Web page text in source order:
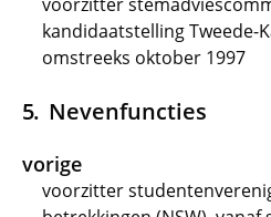
kandidaatstelling Tweede-
omstreeks oktober 1997
Nevenfuncties
vorige
voorzitter